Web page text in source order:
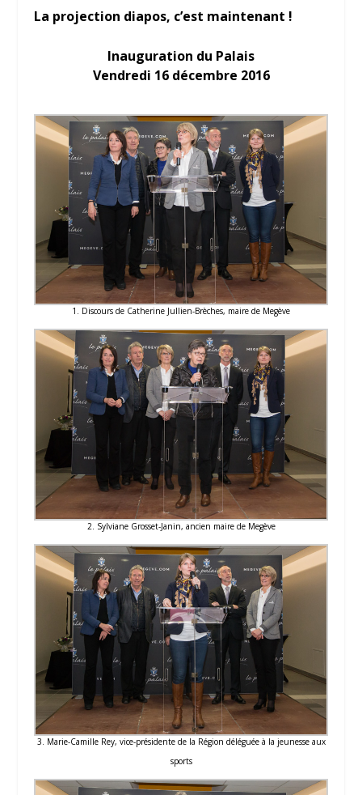
La projection diapos, c’est maintenant !
Inauguration du Palais
Vendredi 16 décembre 2016
1. Discours de Catherine Jullien-Brèches, maire de Megève
2. Sylviane Grosset-Janin, ancien maire de Megève
3. Marie-Camille Rey, vice-présidente de la Région déléguée à la jeunesse aux
sports